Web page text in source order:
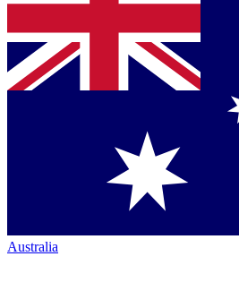
Australia